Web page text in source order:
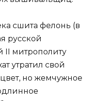
сшита фелонь (в
русской
II митрополиту
утратил свой
но жемчужное